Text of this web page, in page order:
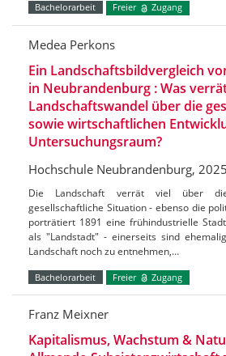
Bachelorarbeit Freier Zugang
Medea Perkons
Ein Landschaftsbildvergleich
in Neubrandenburg : Was
Landschaftswandel über die
sowie wirtschaftlichen
Untersuchungsraum?
Hochschule Neubrandenburg, 2025
Die Landschaft verrät viel über
gesellschaftliche Situation - ebenso die
porträtiert 1891 eine frühindustrielle
als "Landstadt" - einerseits sind
Landschaft noch zu entnehmen,…
Bachelorarbeit Freier Zugang
Franz Meixner
Kapitalismus, Wachstum &